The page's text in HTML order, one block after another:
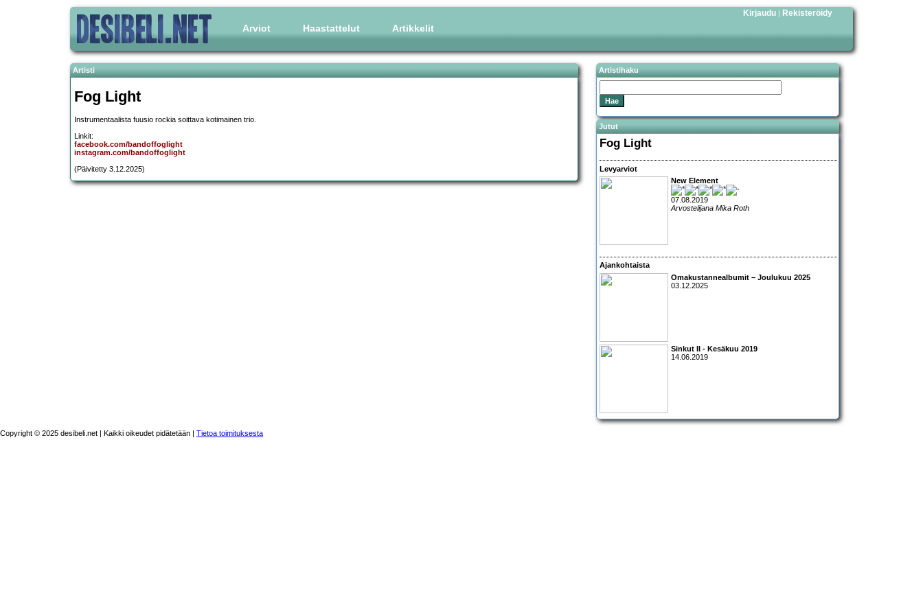
Arviot Haastattelut Artikkelit
Kirjaudu | Rekisteröidy
Artisti
Fog Light
Instrumentaalista fuusio rockia soittava kotimainen trio.
Linkit:
facebook.com/bandoffoglight
instagram.com/bandoffoglight
(Päivitetty 3.12.2025)
Artistihaku
Jutut
Fog Light
Levyarviot
New Element
07.08.2019
Arvostelijana Mika Roth
Ajankohtaista
Omakustannealbumit – Joulukuu 2025
03.12.2025
Sinkut II - Kesäkuu 2019
14.06.2019
Copyright © 2025 desibeli.net | Kaikki oikeudet pidätetään | Tietoa toimituksesta